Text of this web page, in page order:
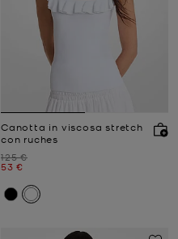
Canotta in viscosa stretch
con ruches
Prezzo iniziale
125 €
Prezzo attuale
53 €